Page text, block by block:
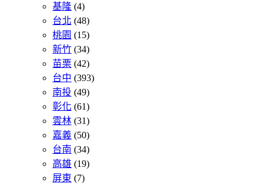
基隆 (4)
台北 (48)
桃園 (15)
新竹 (34)
苗栗 (42)
台中 (393)
南投 (49)
彰化 (61)
雲林 (31)
嘉義 (50)
台南 (34)
高雄 (19)
屏東 (7)